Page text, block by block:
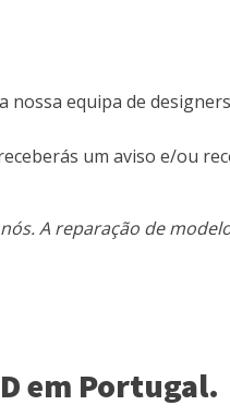
equipa de
um aviso e/ou
A reparação de
em Portugal.